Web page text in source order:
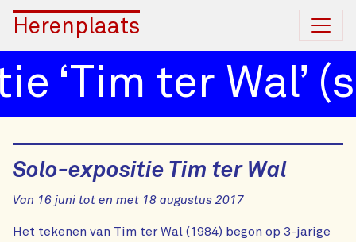
Herenplaats
ter Wal’
Solo-expositie Tim ter Wal
Van 16 juni tot en met 18 augustus 2017
Het tekenen van Tim ter Wal (1984) begon op 3-jarige